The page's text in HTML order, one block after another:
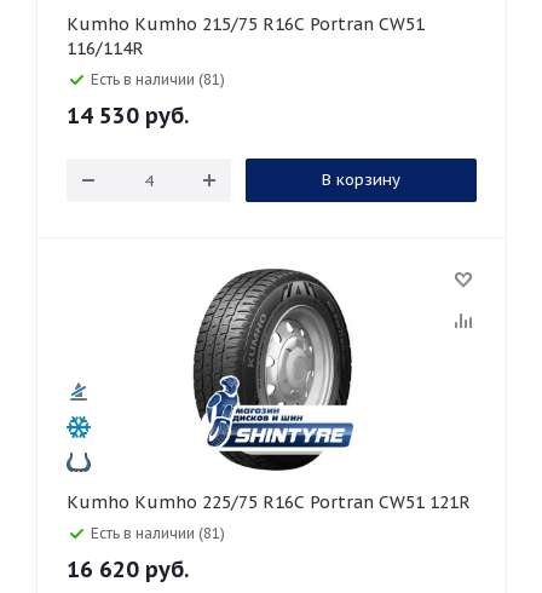
Kumho Kumho 215/75 R16C Portran CW51
116/114R
Есть в наличии (81)
14 530 руб.
В корзину
Kumho Kumho 225/75 R16C Portran CW51 121R
Есть в наличии (81)
16 620 руб.